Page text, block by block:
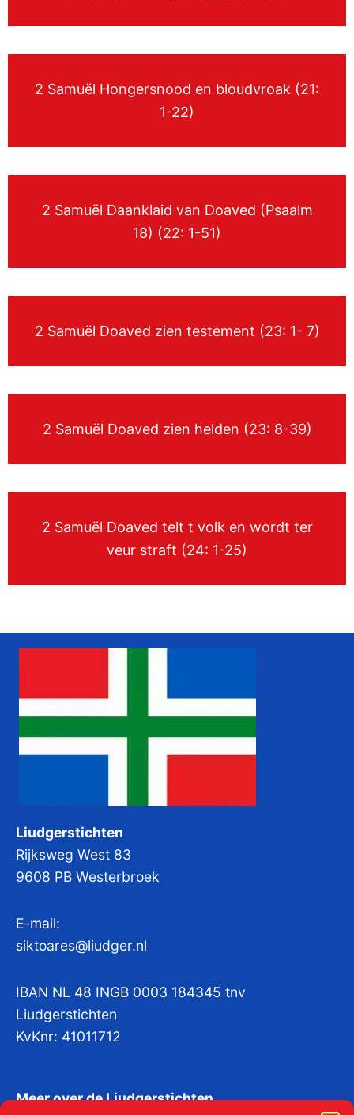
2 Samuël Hongersnood en bloudvroak (21:
1-22)
2 Samuël Daanklaid van Doaved (Psaalm
18) (22: 1-51)
2 Samuël Doaved zien testement (23: 1- 7)
2 Samuël Doaved zien helden (23: 8-39)
2 Samuël Doaved telt t volk en wordt ter
veur straft (24: 1-25)
Liudgerstichten
Rijksweg West 83
9608 PB Westerbroek
E-mail:
siktoares@liudger.nl
IBAN NL 48 INGB 0003 184345 tnv
Liudgerstichten
KvKnr: 41011712
Meer over de Liudgerstichten